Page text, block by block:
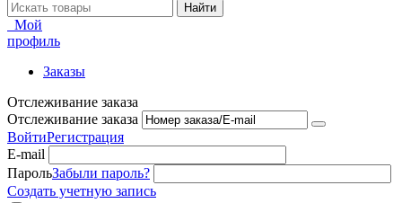
Найти
Мой
профиль
Заказы
Отслеживание заказа
Отслеживание заказа
ВойтиРегистрация
E-mail
ПарольЗабыли пароль?
Создать учетную запись